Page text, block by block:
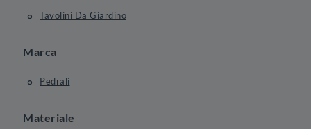
Tavolini Da Giardino
Marca
Pedrali
Materiale